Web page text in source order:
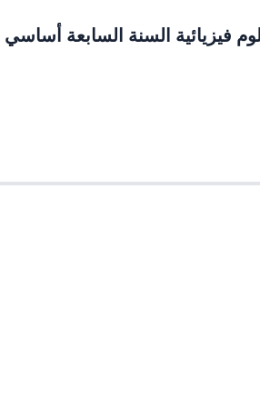
فيزيائية السنة السابعة أساسي